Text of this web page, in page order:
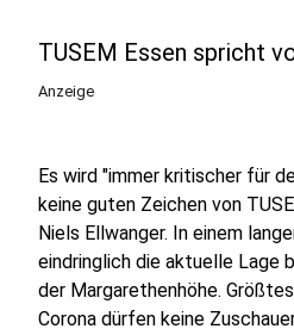
TUSEM Essen spricht
Anzeige
Es wird "immer kritischer für
keine guten Zeichen von
Niels Ellwanger. In einem
eindringlich die aktuelle Lage
der Margarethenhöhe.
Corona dürfen keine